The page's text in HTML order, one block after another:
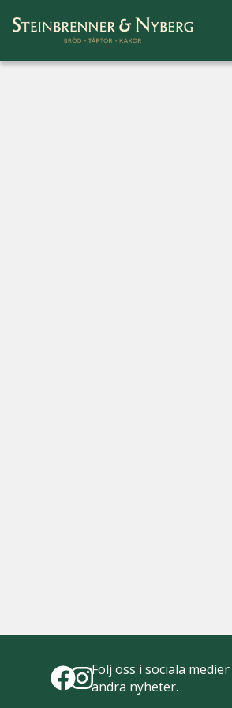
Följ oss i sociala
andra nyheter.